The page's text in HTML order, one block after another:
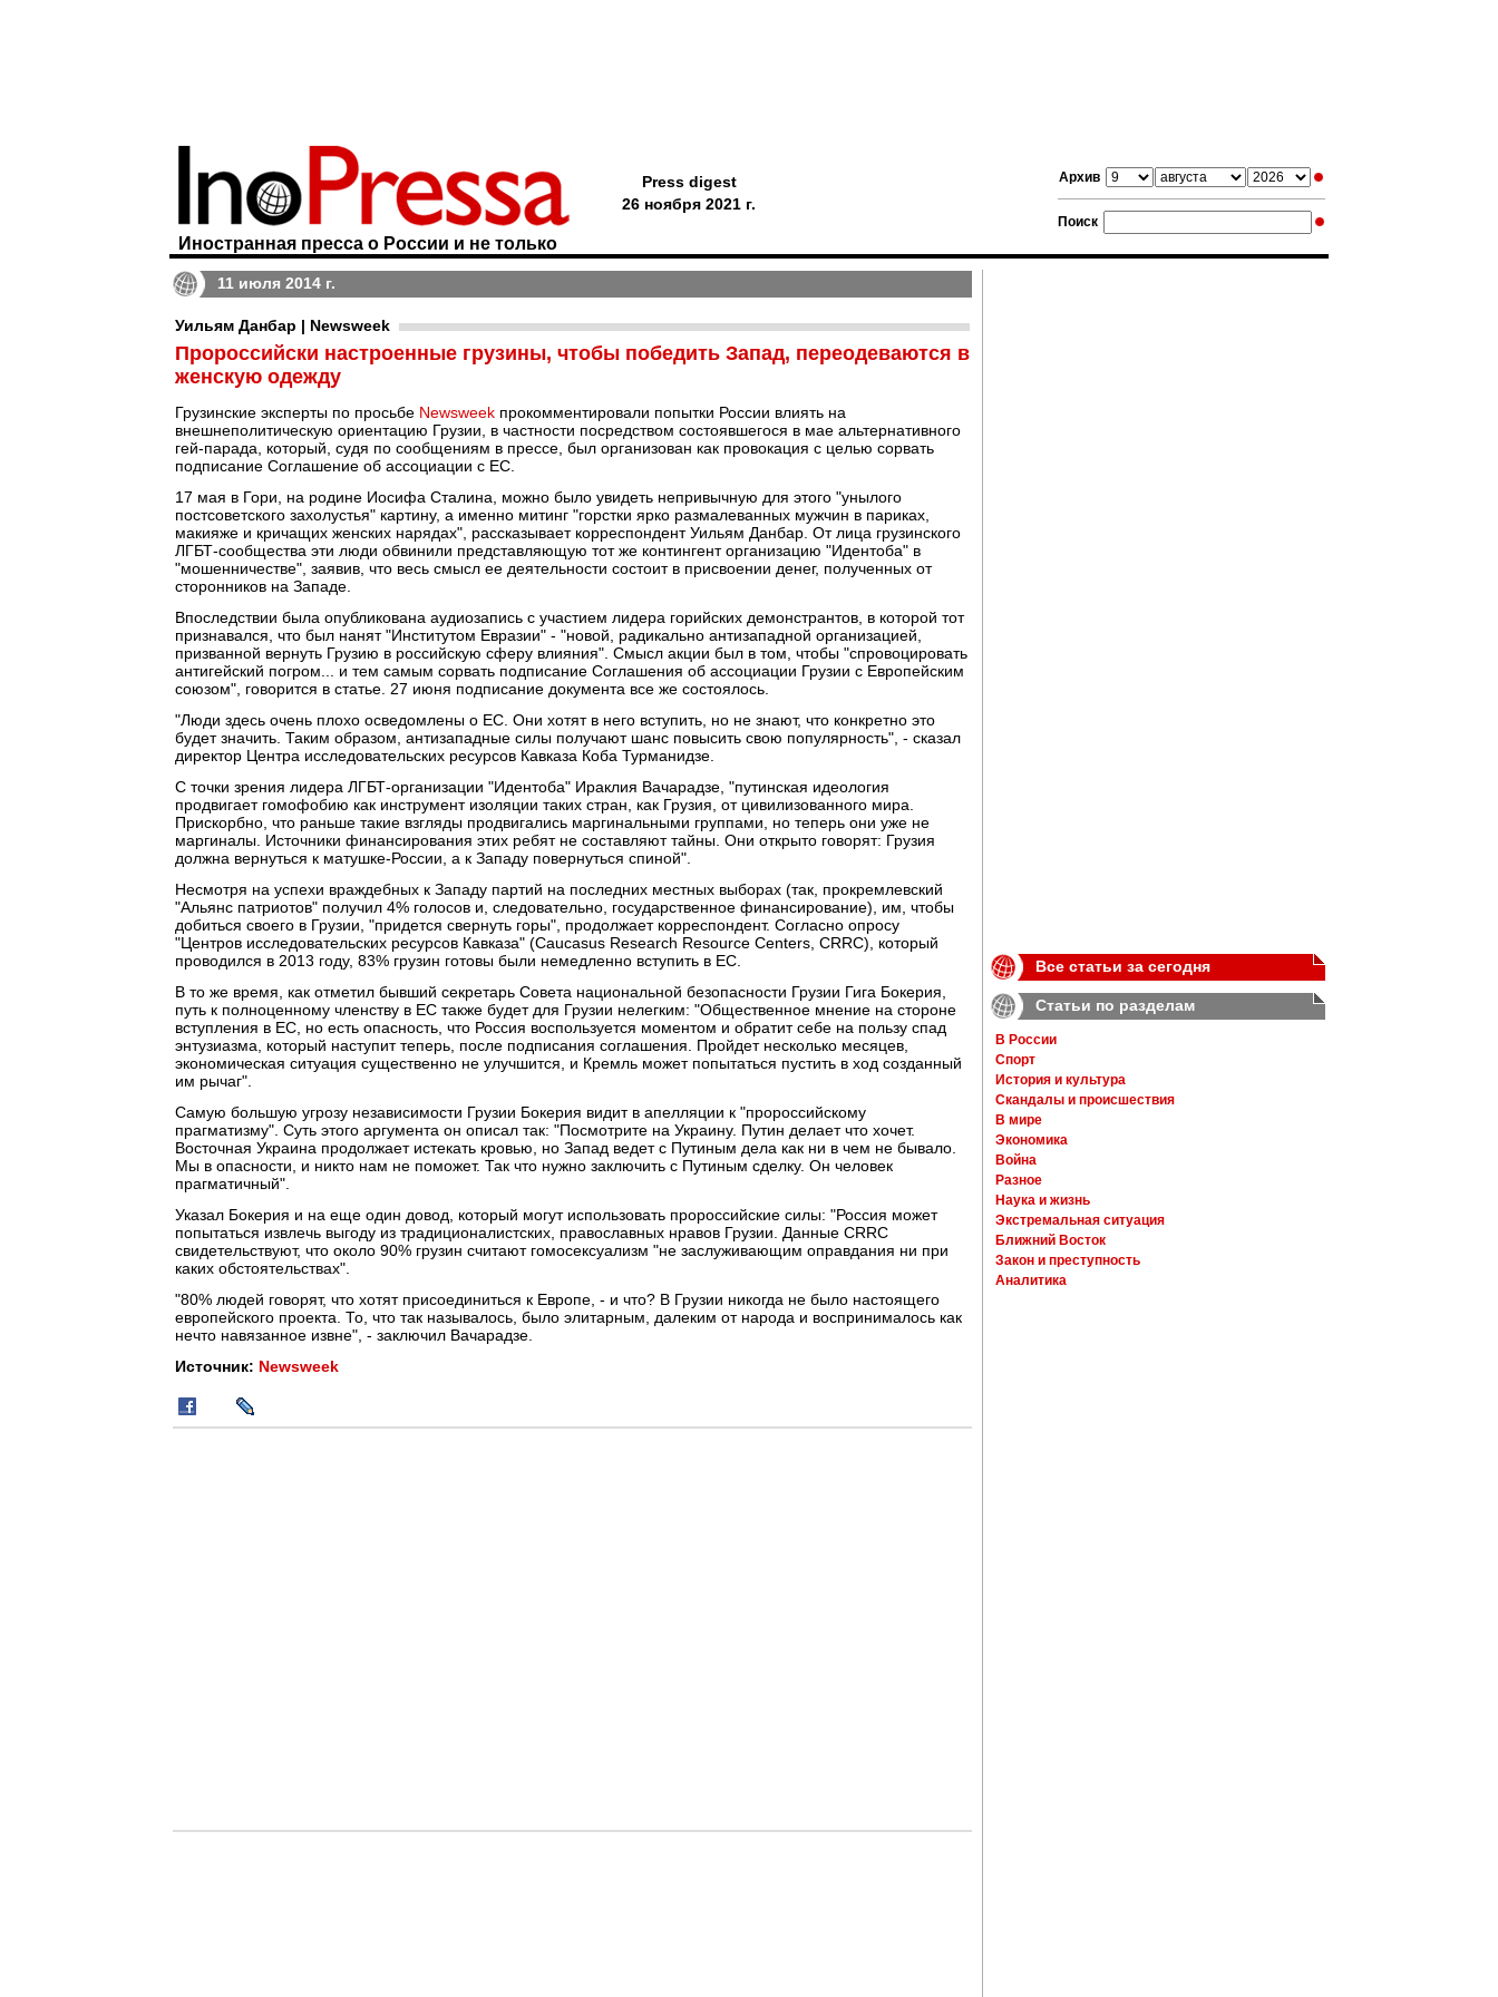
Архив
Поиск
Иностранная пресса о России и не только
Press digest
26 ноября 2021 г.
11 июля 2014 г.
Уильям Данбар | Newsweek
Пророссийски настроенные грузины, чтобы победить Запад, переодеваются в
женскую одежду
Грузинские эксперты по просьбе Newsweek прокомментировали попытки России влиять на
внешнеполитическую ориентацию Грузии, в частности посредством состоявшегося в мае альтернативного
гей-парада, который, судя по сообщениям в прессе, был организован как провокация с целью сорвать
подписание Соглашение об ассоциации с ЕС.
17 мая в Гори, на родине Иосифа Сталина, можно было увидеть непривычную для этого "унылого
постсоветского захолустья" картину, а именно митинг "горстки ярко размалеванных мужчин в париках,
макияже и кричащих женских нарядах", рассказывает корреспондент Уильям Данбар. От лица грузинского
ЛГБТ-сообщества эти люди обвинили представляющую тот же контингент организацию "Идентоба" в
"мошенничестве", заявив, что весь смысл ее деятельности состоит в присвоении денег, полученных от
сторонников на Западе.
Впоследствии была опубликована аудиозапись с участием лидера горийских демонстрантов, в которой тот
признавался, что был нанят "Институтом Евразии" - "новой, радикально антизападной организацией,
призванной вернуть Грузию в российскую сферу влияния". Смысл акции был в том, чтобы "спровоцировать
антигейский погром... и тем самым сорвать подписание Соглашения об ассоциации Грузии с Европейским
союзом", говорится в статье. 27 июня подписание документа все же состоялось.
"Люди здесь очень плохо осведомлены о ЕС. Они хотят в него вступить, но не знают, что конкретно это
будет значить. Таким образом, антизападные силы получают шанс повысить свою популярность", - сказал
директор Центра исследовательских ресурсов Кавказа Коба Турманидзе.
С точки зрения лидера ЛГБТ-организации "Идентоба" Ираклия Вачарадзе, "путинская идеология
продвигает гомофобию как инструмент изоляции таких стран, как Грузия, от цивилизованного мира.
Прискорбно, что раньше такие взгляды продвигались маргинальными группами, но теперь они уже не
маргиналы. Источники финансирования этих ребят не составляют тайны. Они открыто говорят: Грузия
должна вернуться к матушке-России, а к Западу повернуться спиной".
Несмотря на успехи враждебных к Западу партий на последних местных выборах (так, прокремлевский
"Альянс патриотов" получил 4% голосов и, следовательно, государственное финансирование), им, чтобы
добиться своего в Грузии, "придется свернуть горы", продолжает корреспондент. Согласно опросу
"Центров исследовательских ресурсов Кавказа" (Caucasus Research Resource Centers, CRRC), который
проводился в 2013 году, 83% грузин готовы были немедленно вступить в ЕС.
В то же время, как отметил бывший секретарь Совета национальной безопасности Грузии Гига Бокерия,
путь к полноценному членству в ЕС также будет для Грузии нелегким: "Общественное мнение на стороне
вступления в ЕС, но есть опасность, что Россия воспользуется моментом и обратит себе на пользу спад
энтузиазма, который наступит теперь, после подписания соглашения. Пройдет несколько месяцев,
экономическая ситуация существенно не улучшится, и Кремль может попытаться пустить в ход созданный
им рычаг".
Самую большую угрозу независимости Грузии Бокерия видит в апелляции к "пророссийскому
прагматизму". Суть этого аргумента он описал так: "Посмотрите на Украину. Путин делает что хочет.
Восточная Украина продолжает истекать кровью, но Запад ведет с Путиным дела как ни в чем не бывало.
Мы в опасности, и никто нам не поможет. Так что нужно заключить с Путиным сделку. Он человек
прагматичный".
Указал Бокерия и на еще один довод, который могут использовать пророссийские силы: "Россия может
попытаться извлечь выгоду из традиционалистских, православных нравов Грузии. Данные CRRC
свидетельствуют, что около 90% грузин считают гомосексуализм "не заслуживающим оправдания ни при
каких обстоятельствах".
"80% людей говорят, что хотят присоединиться к Европе, - и что? В Грузии никогда не было настоящего
европейского проекта. То, что так называлось, было элитарным, далеким от народа и воспринималось как
нечто навязанное извне", - заключил Вачарадзе.
Источник: Newsweek
Все статьи за сегодня
Статьи по разделам
В России
Спорт
История и культура
Скандалы и происшествия
В мире
Экономика
Война
Разное
Наука и жизнь
Экстремальная ситуация
Ближний Восток
Закон и преступность
Аналитика